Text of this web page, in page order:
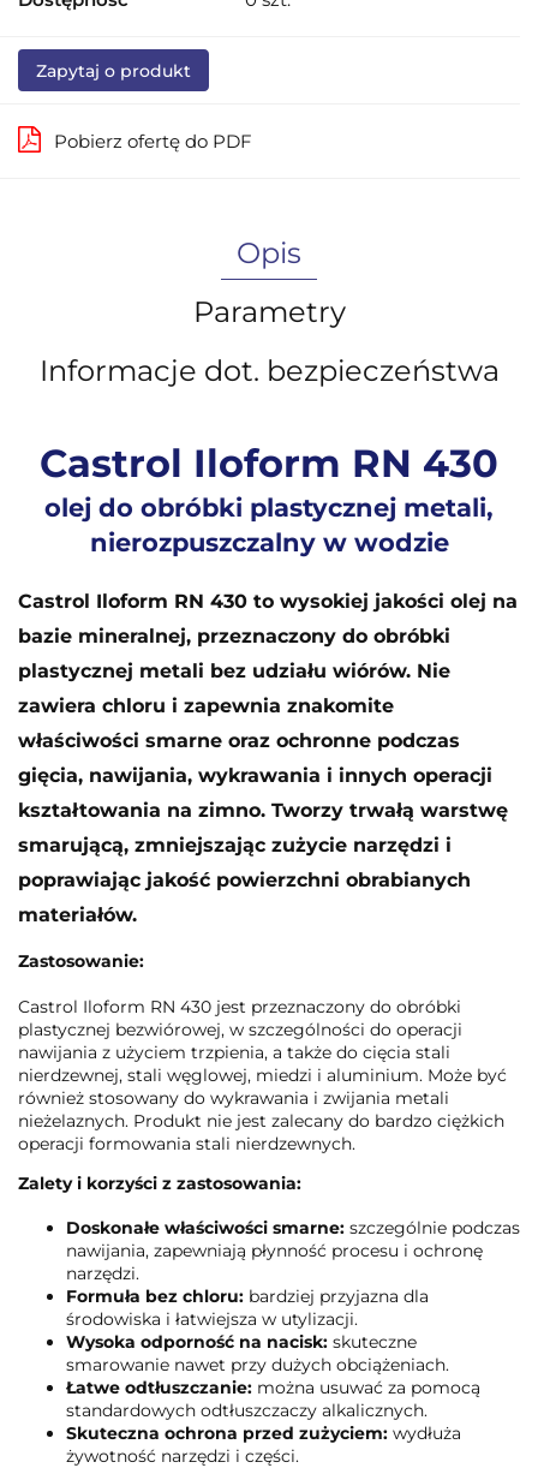
Zapytaj o produkt
Pobierz ofertę do PDF
Opis
Parametry
Informacje dot. bezpieczeństwa
Castrol Iloform RN 430
olej do obróbki plastycznej metali,
nierozpuszczalny w wodzie
Castrol Iloform RN 430 to wysokiej jakości olej na
bazie mineralnej, przeznaczony do obróbki
plastycznej metali bez udziału wiórów. Nie
zawiera chloru i zapewnia znakomite
właściwości smarne oraz ochronne podczas
gięcia, nawijania, wykrawania i innych operacji
kształtowania na zimno. Tworzy trwałą warstwę
smarującą, zmniejszając zużycie narzędzi i
poprawiając jakość powierzchni obrabianych
materiałów.
Zastosowanie:
Castrol Iloform RN 430 jest przeznaczony do obróbki
plastycznej bezwiórowej, w szczególności do operacji
nawijania z użyciem trzpienia, a także do cięcia stali
nierdzewnej, stali węglowej, miedzi i aluminium. Może być
również stosowany do wykrawania i zwijania metali
nieżelaznych. Produkt nie jest zalecany do bardzo ciężkich
operacji formowania stali nierdzewnych.
Zalety i korzyści z zastosowania:
Doskonałe właściwości smarne: szczególnie podczas
nawijania, zapewniają płynność procesu i ochronę
narzędzi.
Formuła bez chloru: bardziej przyjazna dla
środowiska i łatwiejsza w utylizacji.
Wysoka odporność na nacisk: skuteczne
smarowanie nawet przy dużych obciążeniach.
Łatwe odtłuszczanie: można usuwać za pomocą
standardowych odtłuszczaczy alkalicznych.
Skuteczna ochrona przed zużyciem: wydłuża
żywotność narzędzi i części.